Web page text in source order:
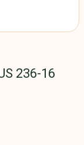
236-16